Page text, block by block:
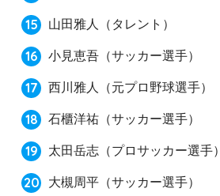
山田雅人 （タレント）
小見恵吾 （サッカー選手）
西川雅人 （元プロ野球選手）
石櫃洋祐 （サッカー選手）
太田岳志 （プロサッカー選手）
大槻周平 （サッカー選手）